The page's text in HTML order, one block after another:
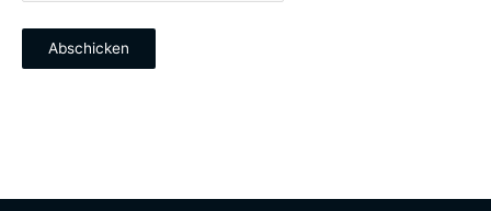
Abschicken